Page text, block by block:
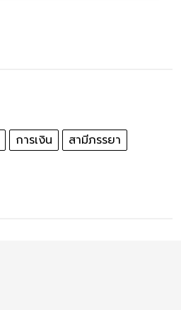
การเงิน สามีภรรยา